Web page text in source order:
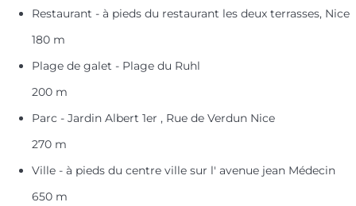
Restaurant - à pieds du restaurant les deux terrasses, Nice
180 m
Plage de galet - Plage du Ruhl
200 m
Parc - Jardin Albert 1er , Rue de Verdun Nice
270 m
Ville - à pieds du centre ville sur l' avenue jean Médecin
650 m